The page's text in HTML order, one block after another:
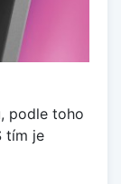
podle toho
tím je